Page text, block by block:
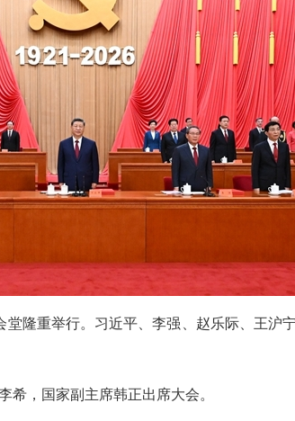
隆重举行。习近平、李强、赵乐际、王沪
希，国家副主席韩正出席大会。